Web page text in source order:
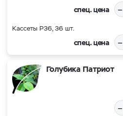
спец. цена –
Кассеты Р36, 36 шт.
спец. цена –
Голубика Патриот
–